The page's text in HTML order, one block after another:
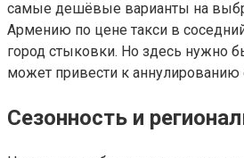
самые дешёвые варианты на
Армению по цене такси в
город стыковки. Но здесь нужно
может привести к аннулированию
Сезонность и